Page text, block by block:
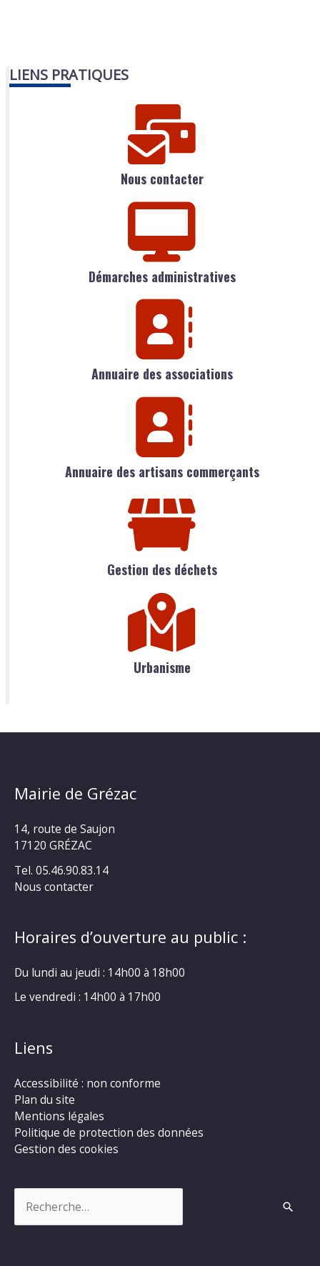
LIENS PRATIQUES
Nous contacter
Démarches administratives
Annuaire des associations
Annuaire des artisans commerçants
Gestion des déchets
Urbanisme
Mairie de Grézac
14, route de Saujon
17120 GRÉZAC
Tel. 05.46.90.83.14
Nous contacter
Horaires d’ouverture au public :
Du lundi au jeudi : 14h00 à 18h00
Le vendredi : 14h00 à 17h00
Liens
Accessibilité : non conforme
Plan du site
Mentions légales
Politique de protection des données
Gestion des cookies